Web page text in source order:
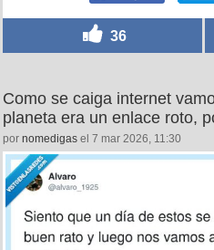
36
Como se caiga internet
planeta era un enlace roto,
por nomedigas el 7 mar 2026, 11:30